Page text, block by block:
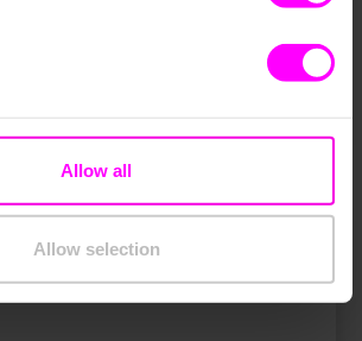
Allow all
Allow selection
und Logistik­manageme­nt: